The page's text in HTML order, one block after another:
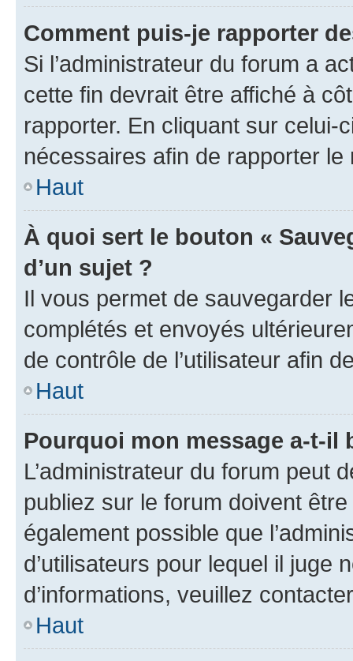
Comment puis-je rapporter
Si l’administrateur du forum a
cette fin devrait être affiché à
rapporter. En cliquant sur
nécessaires afin de rapporter le
Haut
À quoi sert le bouton «
d’un sujet ?
Il vous permet de sauvegarder
complétés et envoyés
de contrôle de l’utilisateur afin
Haut
Pourquoi mon message a-t-il
L’administrateur du forum peut
publiez sur le forum doivent
également possible que
d’utilisateurs pour lequel il juge
d’informations, veuillez
Haut